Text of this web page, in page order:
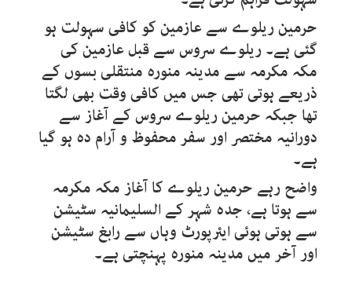
حرمین ریلوے سے عازمین کو کافی سہولت ہو
گئی ہے۔ ریلوے سروس سے قبل عازمین کی
مکہ مکرمہ سے مدینہ منورہ منتقلی بسوں کے
ذریعے ہوتی تھی جس میں کافی وقت بھی لگتا
تھا جبکہ حرمین ریلوے سروس کے آغاز سے
دورانیہ مختصر اور سفر محفوظ و آرام دہ ہو گیا
ہے۔
واضح رہے حرمین ریلوے کا آغاز مکہ مکرمہ
سے ہوتا ہے، جدہ شہر کے السلیمانیہ سٹیشن
سے ہوتی ہوئی ایئرپورٹ وہاں سے رابغ سٹیشن
اور آخر میں مدینہ منورہ پہنچتی ہے۔